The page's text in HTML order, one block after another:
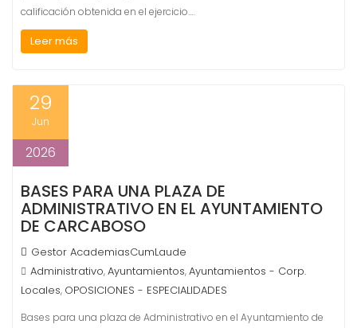
calificación obtenida en el ejercicio.…
Leer más
29
Jun
2026
BASES PARA UNA PLAZA DE
ADMINISTRATIVO EN EL AYUNTAMIENTO
DE CARCABOSO
Gestor AcademiasCumLaude
Administrativo,Ayuntamientos,Ayuntamientos - Corp.
Locales, OPOSICIONES - ESPECIALIDADES
Bases para una plaza de Administrativo en el Ayuntamiento de